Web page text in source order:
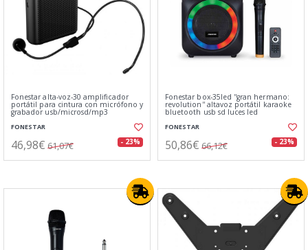
Fonestar alta-voz-30 amplificador
portátil para cintura con micrófono y
grabador usb/microsd/mp3
FONESTAR
46,98€ 61,07€ - 23%
Fonestar box-35led ''gran hermano:
revolution'' altavoz portátil karaoke
bluetooth usb sd luces led
FONESTAR
50,86€ 66,12€ - 23%